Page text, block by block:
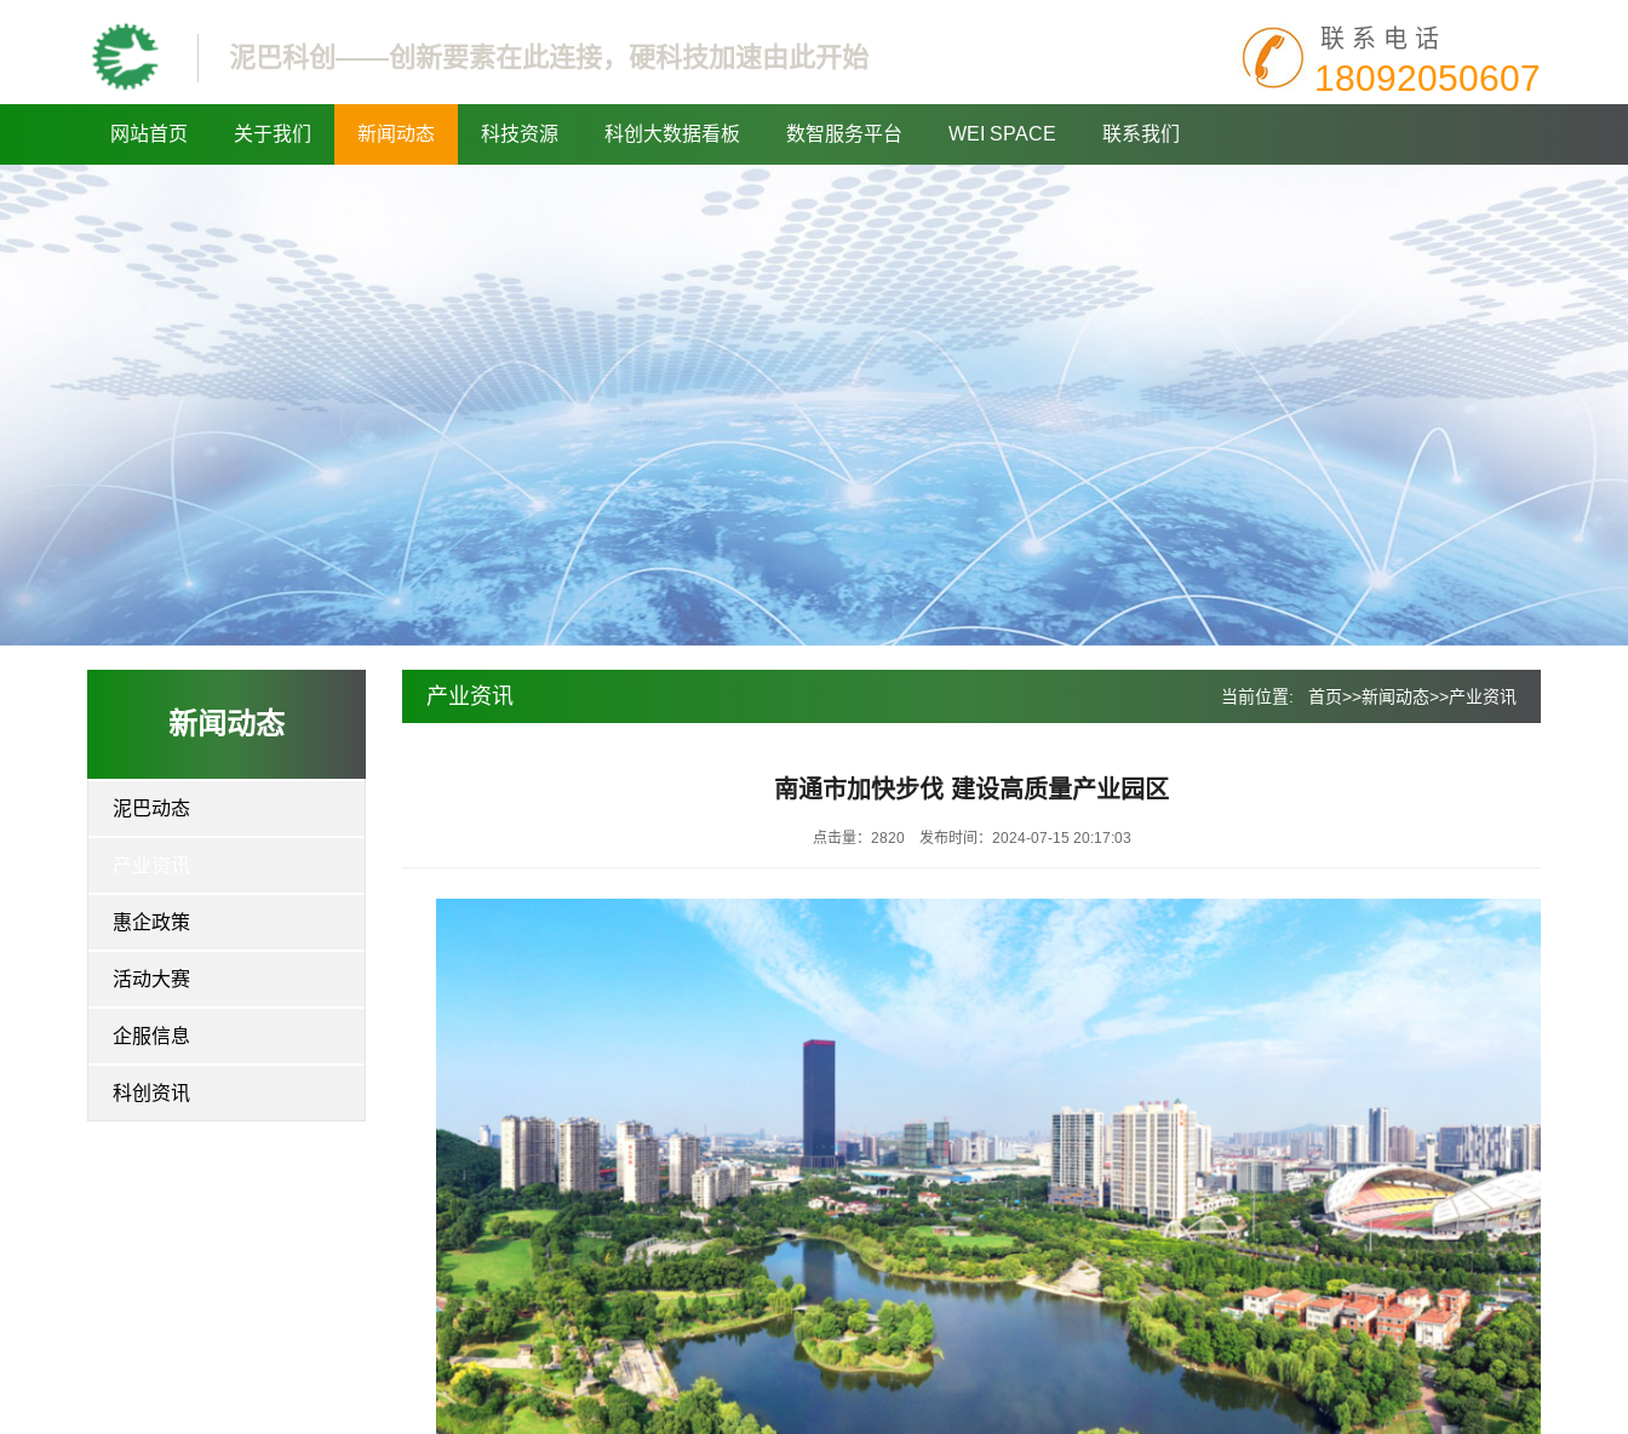
泥巴科创——创新要素在此连接，硬科技加速由此开始
联系电话
18092050607
网站首页 关于我们 新闻动态 科技资源 科创大数据看板 数智服务平台 WEI SPACE 联系我们
新闻动态
泥巴动态
惠企政策
活动大赛
企服信息
科创资讯
产业资讯 当前位置: 首页>>新闻动态>>产业资讯
南通市加快步伐 建设高质量产业园区
点击量：2820 发布时间：2024-07-15 20:17:03